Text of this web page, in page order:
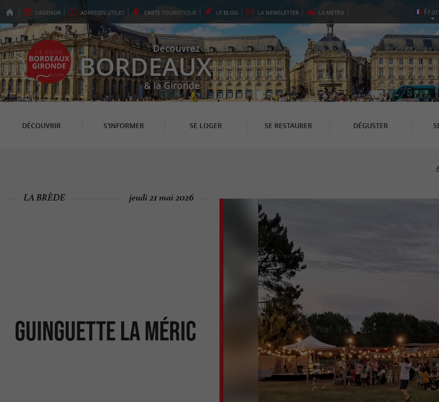
L'AGENDA ADRESSES UTILES CARTE TOURISTIQUE LE BLOG LA NEWSLETTER LA MÉTÉO
Découvrez
BORDEAUX
& la Gironde
DÉCOUVRIR S'INFORMER SE LOGER SE RESTAURER DÉGUSTER
Guinguette La Méric
LA BRÈDE jeudi 21 mai 2026